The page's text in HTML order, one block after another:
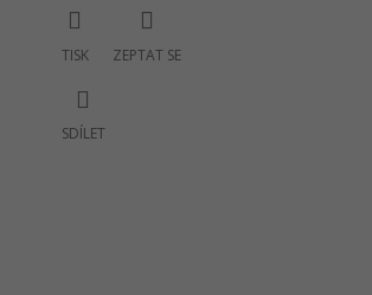
TISK ZEPTAT SE
SDÍLET